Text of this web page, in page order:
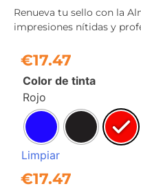
Renueva tu sello con la
impresiones nítidas y
€17.47
Color de tinta
Rojo
Limpiar
€17.47